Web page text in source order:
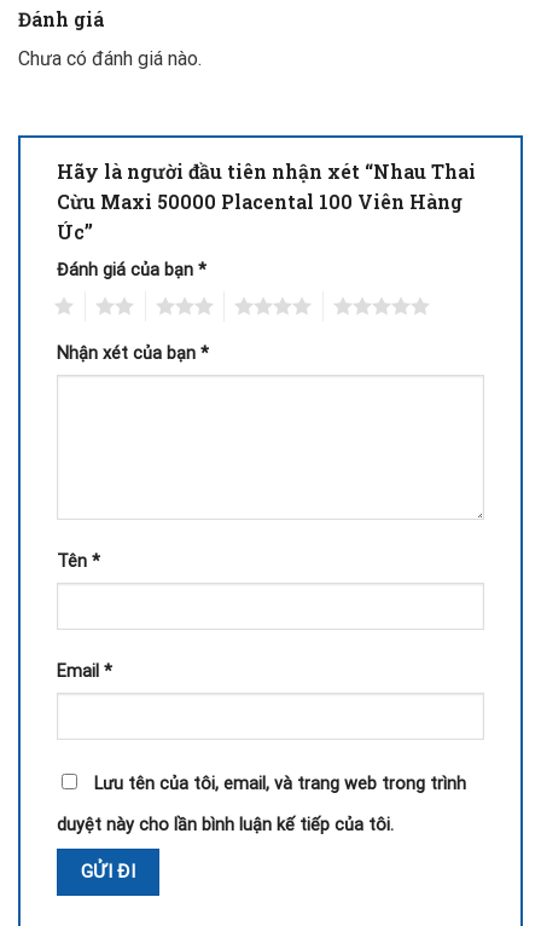
Đánh giá
Chưa có đánh giá nào.
Hãy là người đầu tiên nhận xét “Nhau Thai
Cừu Maxi 50000 Placental 100 Viên Hàng
Úc”
Đánh giá của bạn *
Nhận xét của bạn *
Tên *
Email *
Lưu tên của tôi, email, và trang web trong trình
duyệt này cho lần bình luận kế tiếp của tôi.